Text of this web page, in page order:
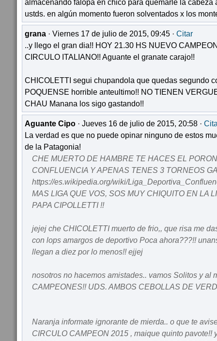
almacenando falopa en chico para quemarle la cabeza
ustds. en algún momento fueron solventados x los
grana · Viernes 17 de julio de 2015, 09:45 · Citar
..y llego el gran dia!! HOY 21.30 HS NUEVO
CIRCULO ITALIANO!! Aguante el granate carajo!!
CHICOLETTI segui chupandola que quedas segundo
POQUENSE horrible anteultimo!! NO TIENEN
CHAU Manana los sigo gastando!!
Aguante Cipo · Jueves 16 de julio de 2015, 20:58 ·
La verdad es que no puede opinar ninguno de estos
de la Patagonia!
CHE MUERTO DE HAMBRE TE HACES EL
CONFLUENCIA Y APENAS TENES 3 TORNEOS
https://es.wikipedia.org/wiki/
MAS LIGA QUE VOS, SOS MUY CHIQUITO EN LA
PAPA CIPOLLETTI !!
jejej che CHICOLETTI muerto de frio,, que risa me
con lops amargos de deportivo Poca ahora???!!
llegan a diez por lo menos!! ejjej
nosotros no hacemos amistades.. vamos Solitos y al
CAMPEONES!! UDS. AMBOS CEBOLLAS DE
Naranja informate ignorante de mierda.. o que te
CIRCULO CAMPEON 2015 , maique quinto pavote!!